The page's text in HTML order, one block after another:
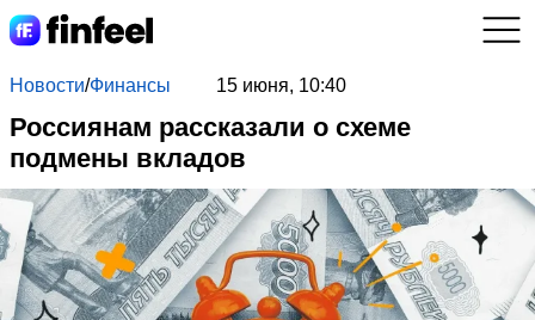
Новости/Финансы 15 июня, 10:40
Россиянам рассказали о схеме
подмены вкладов